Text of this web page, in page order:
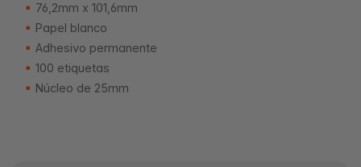
76,2mm x 101,6mm
Papel blanco
Adhesivo permanente
100 etiquetas
Núcleo de 25mm